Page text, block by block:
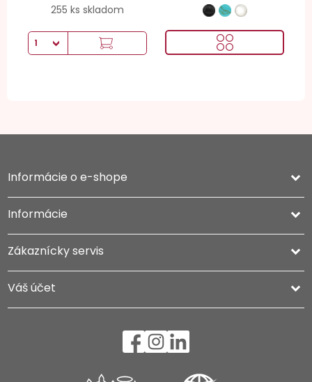
255 ks skladom
Informácie o e-shope keyboard_arrow_down
Informácie 
Zákaznícky servis 
Váš účet 